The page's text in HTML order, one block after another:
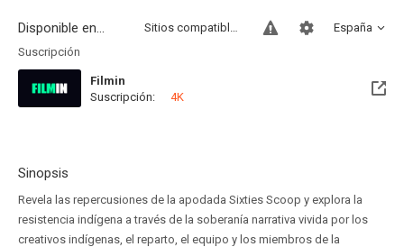
Disponible en... España
Sitios compatibles
Suscripción
Filmin
Disponible hasta el Vie, 31 Dic 2027 (Queda 1 año)
Suscripción: 4K
Sinopsis
Revela las repercusiones de la apodada Sixties Scoop y explora la
resistencia indígena a través de la soberanía narrativa vivida por los
creativos indígenas, el reparto, el equipo y los miembros de la